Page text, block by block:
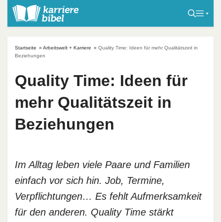
Startseite » Arbeitswelt + Karriere » Quality Time: Ideen für mehr Qualitätszeit in
Beziehungen
Quality Time: Ideen für
mehr Qualitätszeit in
Beziehungen
Im Alltag leben viele Paare und Familien
einfach vor sich hin. Job, Termine,
Verpflichtungen… Es fehlt Aufmerksamkeit
für den anderen. Quality Time stärkt